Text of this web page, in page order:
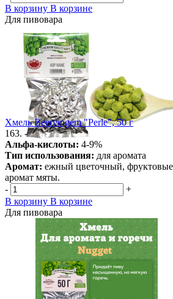
В корзину В корзине
Для пивовара
Хмель Beervingem "Perle", 50 г
163. -
Альфа-кислоты: 4-9%
Тип использования: для аромата
Аромат: ежный цветочный,
аромат мяты.
-
+
В корзину В корзине
Для пивовара